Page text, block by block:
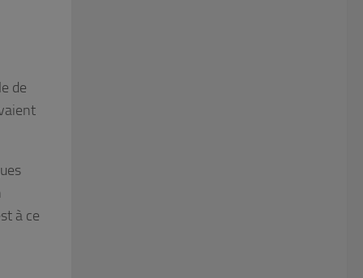
de
à ce